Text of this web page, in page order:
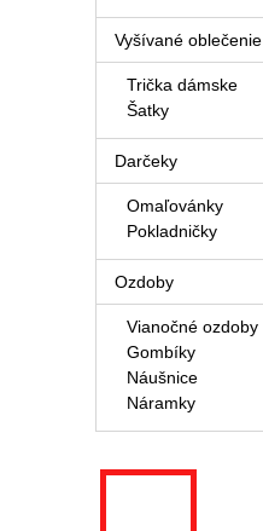
Vyšívané oblečenie
Trička dámske
Šatky
Darčeky
Omaľovánky
Pokladničky
Ozdoby
Vianočné ozdoby
Gombíky
Náušnice
Náramky